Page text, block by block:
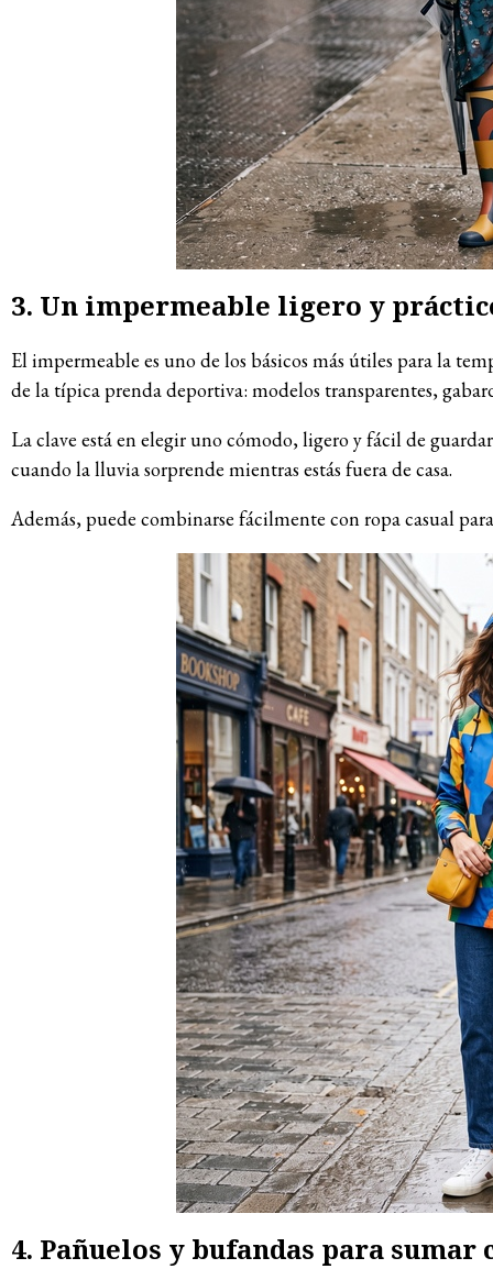
3. Un impermeable ligero y
El impermeable es uno de los básicos más útiles para la
de la típica prenda deportiva: modelos transparentes,
La clave está en elegir uno cómodo, ligero y fácil de
cuando la lluvia sorprende mientras estás fuera de casa.
Además, puede combinarse fácilmente con ropa casual
4. Pañuelos y bufandas para sumar